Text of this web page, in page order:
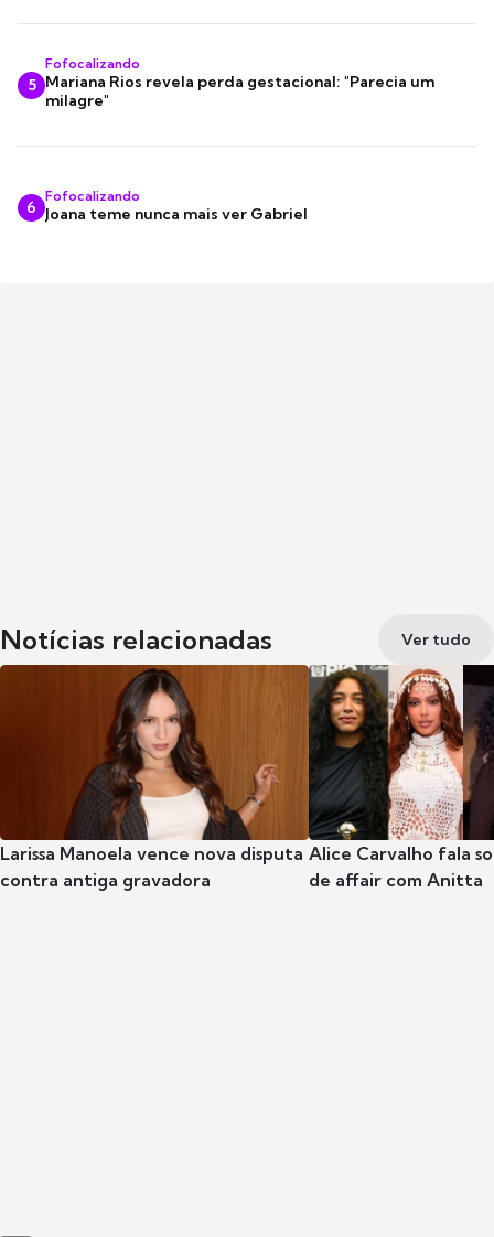
5
Fofocalizando
Mariana Rios revela perda gestacional: "Parecia um
milagre"
6
Fofocalizando
Joana teme nunca mais ver Gabriel
Notícias relacionadas Ver tudo
Larissa Manoela vence nova disputa
contra antiga gravadora
Alice Carvalho fala
de affair com Anitta